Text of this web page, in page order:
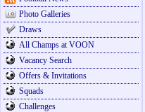
Photo Galleries
Draws
All Champs at VOON
Vacancy Search
Offers & Invitations
Squads
Challenges